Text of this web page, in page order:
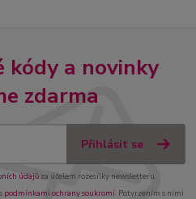
kódy a novinky
zdarma
Přihlásit se
údajůza účelem rozesílky newsletteru.
podmínkami ochrany soukromí. Potvrzením s nimi